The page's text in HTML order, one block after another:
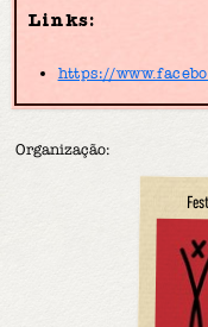
Links:
https://
Organização: